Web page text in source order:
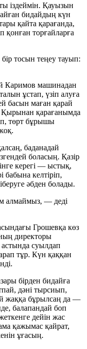
іздеймін. Қауызын
бидайдың күн
қайта қарағанда,
торғайларға
тосын теңеу тауып:
Каримов машинадан
ұстап, үзіп алуға
басын маған қарай
Қырынан қарағанымда
төрт бұрышы
баданадай
боласың. Қазір
керегі — ыстық,
келтіріп,
әбден болады.
алмаймыз, — деді
Грошевқа көз
директоры
суылдап
тұр. Күн қаққан
бірден бидайға
дәні тырсиып,
жаққа бұрылсаң да —
балапандай боп
дейін жас
қажымас қайрат,
ұғасың.